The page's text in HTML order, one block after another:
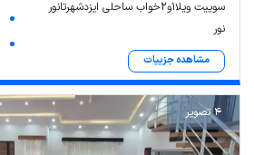
سوییت ویلا۱و۲خواب ساحلی ایزدشهرتانور
نور
مشاهده جزییات
4 تصویر